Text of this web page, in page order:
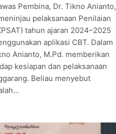
Pembina, Dr. Tikno Anianto,
pelaksanaan Penilaian
tahun ajaran 2024–2025
aplikasi CBT. Dalam
Anianto, M.Pd. memberikan
kesiapan dan pelaksanaan
Beliau menyebut